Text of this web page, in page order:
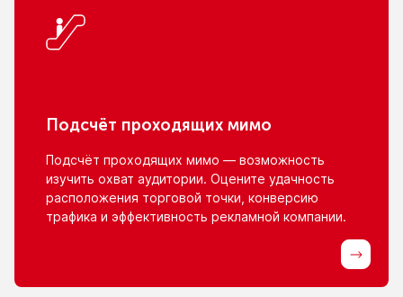
Подсчёт проходящих мимо
Подсчёт проходящих мимо — возможность
изучить охват аудитории. Оцените удачность
расположения торговой точки, конверсию
трафика и эффективность рекламной компании.